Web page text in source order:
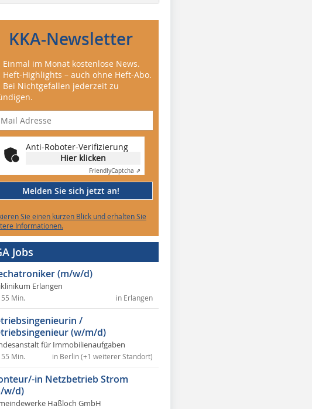
KKA-Newsletter
Einmal im Monat kostenlose News.
Heft-Highlights – auch ohne Heft-Abo.
Bei Nichtgefallen jederzeit zu
Anti-Roboter-Verifizierung
Hier klicken
FriendlyCaptcha ⇗
Melden Sie sich jetzt an!
Sie einen kurzen Blick und erhalten Sie
Informationen.
Jobs
(m/w/d)
Erlangen
in Erlangen
Min.
/
(w/m/d)
für Immobilienaufgaben
in Berlin (+1 weiterer Standort)
Min.
in Netzbetrieb Strom
w/d)
Haßloch GmbH